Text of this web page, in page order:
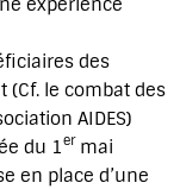
des
(Cf. le combat des
AIDES)
du 1er mai
en place d’une